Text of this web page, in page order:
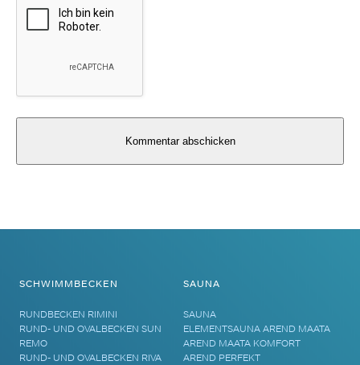
SCHWIMMBECKEN
RUNDBECKEN RIMINI
RUND- UND OVALBECKEN SUN
REMO
RUND- UND OVALBECKEN RIVA
SAUNA
SAUNA
ELEMENTSAUNA AREND MAATA
AREND MAATA KOMFORT
AREND PERFEKT